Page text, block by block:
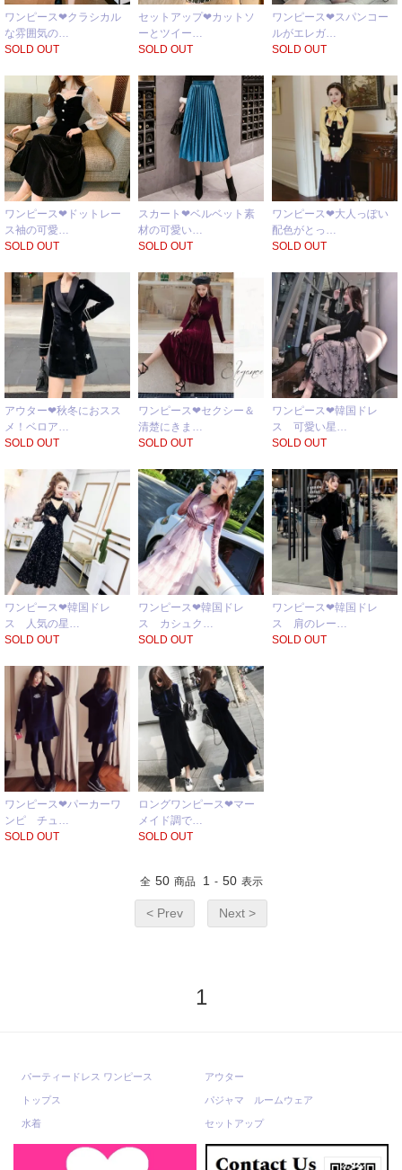
ワンピース❤クラシカル
な雰囲気の…
SOLD OUT
セットアップ❤カットソ
ーとツイー…
SOLD OUT
ワンピース❤スパンコー
ルがエレガ…
SOLD OUT
ワンピース❤ドットレー
ス袖の可愛…
SOLD OUT
スカート❤ベルベット素
材の可愛い…
SOLD OUT
ワンピース❤大人っぽい
配色がとっ…
SOLD OUT
アウター❤秋冬におスス
メ！ベロア…
SOLD OUT
ワンピース❤セクシー＆
清楚にきま…
SOLD OUT
ワンピース❤韓国ドレ
ス 可愛い星…
SOLD OUT
ワンピース❤韓国ドレ
ス 人気の星…
SOLD OUT
ワンピース❤韓国ドレ
ス カシュク…
SOLD OUT
ワンピース❤韓国ドレ
ス 肩のレー…
SOLD OUT
ワンピース❤パーカーワ
ンピ チュ…
SOLD OUT
ロングワンピース❤マー
メイド調で…
SOLD OUT
全 50 商品 1 - 50 表示
< Prev Next >
1
パーティードレス ワンピース アウター
トップス パジャマ ルームウェア
水着 セットアップ